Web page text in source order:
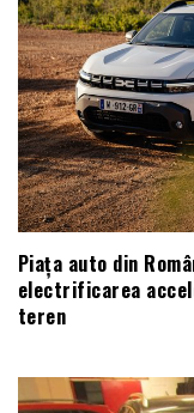
Piața auto din
electrificarea
teren